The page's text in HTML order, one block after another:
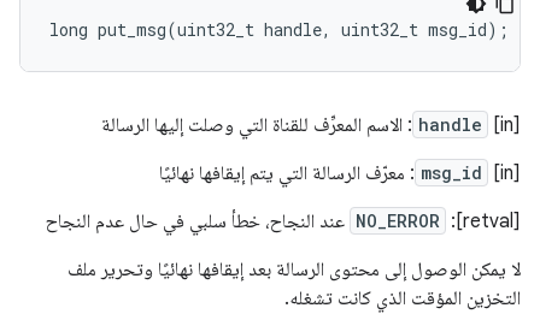
long put_msg(uint32_t handle, uint32_t msg_id);
‫[in]
handle : الاسم المعرِّف للقناة التي وصلت إليها الرسالة
[in]
msg_id : معرّف الرسالة التي يتم إيقافها نهائيًا
[retval]:
NO_ERROR عند النجاح، خطأ سلبي في حال عدم النجاح
لا يمكن الوصول إلى محتوى الرسالة بعد إيقافها نهائيًا وتحرير ملف
التخزين المؤقت الذي كانت تشغله.